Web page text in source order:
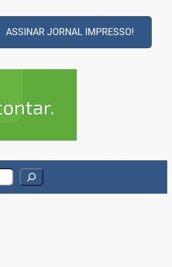
ASSINAR JORNAL IMPRESSO!